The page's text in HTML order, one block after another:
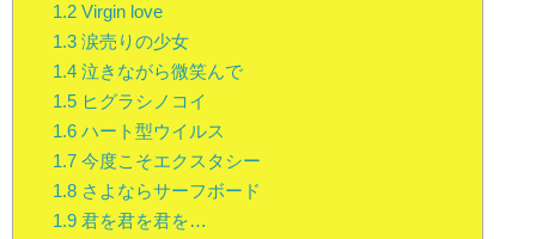
1.2Virgin love
1.3涙売りの少女
1.4泣きながら微笑んで
1.5ヒグラシノコイ
1.6ハート型ウイルス
1.7今度こそエクスタシー
1.8さよならサーフボード
1.9君を君を君を…